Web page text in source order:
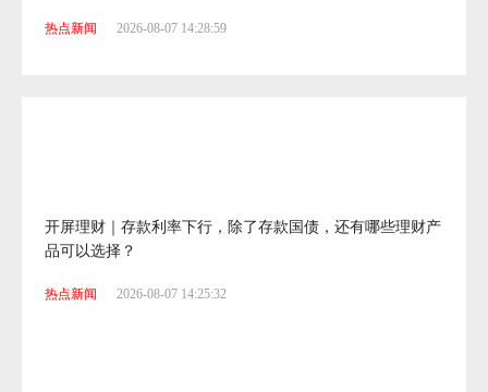
热点新闻 2026-08-07 14:28:59
开屏理财｜存款利率下行，除了存款国债，还有哪些理财产
品可以选择？
热点新闻 2026-08-07 14:25:32